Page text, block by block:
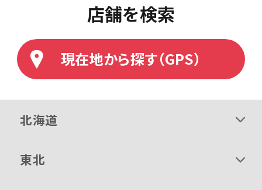
店舗を検索
現在地から探す（GPS）
北海道
東北